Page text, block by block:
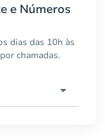
e Números
dias das 10h às
chamadas.